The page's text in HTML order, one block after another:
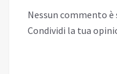
Nessun commento
Condividi la tua